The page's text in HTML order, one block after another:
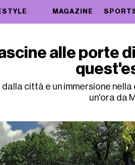
MAGAZINE
alle porte
dalla città e un immersione
un'ora da